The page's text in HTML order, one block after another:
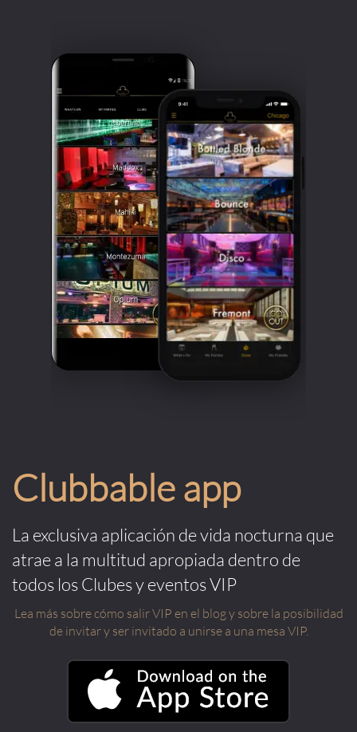
sociales:
Clubbable app
La exclusiva aplicación de vida nocturna que
atrae a la multitud apropiada dentro de
todos los Clubes y eventos VIP
Lea más sobre cómo salir VIP en el blog y sobre la posibilidad
de invitar y ser invitado a unirse a una mesa VIP.